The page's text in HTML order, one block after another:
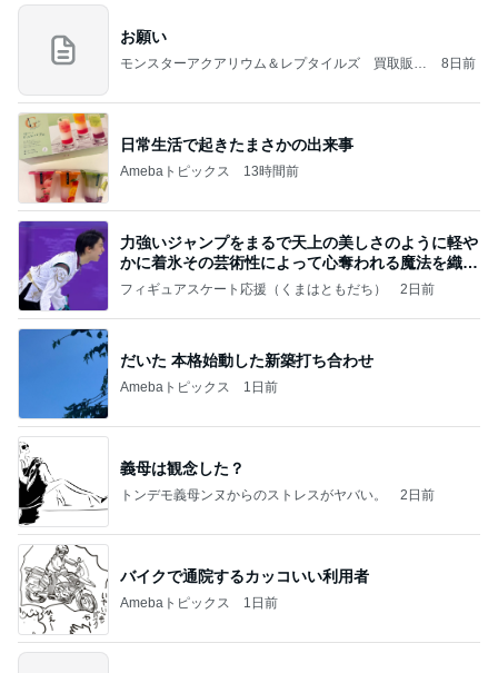
お願い
モンスターアクアリウム＆レプタイルズ 買取販売
8日前
日常生活で起きたまさかの出来事
Amebaトピックス 13時間前
力強いジャンプをまるで天上の美しさのように軽や
かに着氷その芸術性によって心奪われる魔法を織り
なす
フィギュアスケート応援（くまはともだち） 2日前
だいた 本格始動した新築打ち合わせ
Amebaトピックス 1日前
義母は観念した？
トンデモ義母ンヌからのストレスがヤバい。 2日前
バイクで通院するカッコいい利用者
Amebaトピックス 1日前